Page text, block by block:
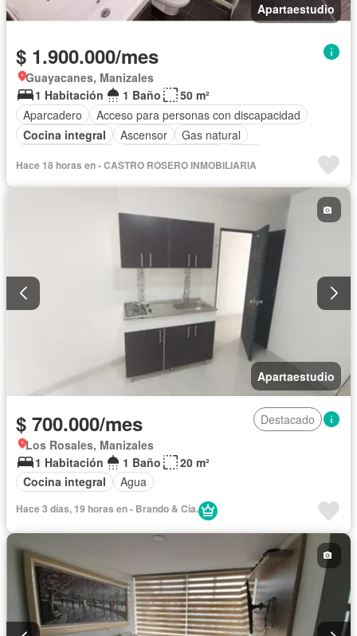
Apartaestudio
$ 1.900.000/mes
Guayacanes, Manizales
1 Habitación
1 Baño
50 m²
Aparcadero
Acceso para personas con discapacidad
Cocina integral
Ascensor
Gas natural
Hace 18 horas en - CASTRO ROSERO INMOBILIARIA
Apartaestudio
$ 700.000/mes
Destacado
Los Rosales, Manizales
1 Habitación
1 Baño
20 m²
Cocina integral
Agua
Hace 3 días, 19 horas en - Brando & Cía.